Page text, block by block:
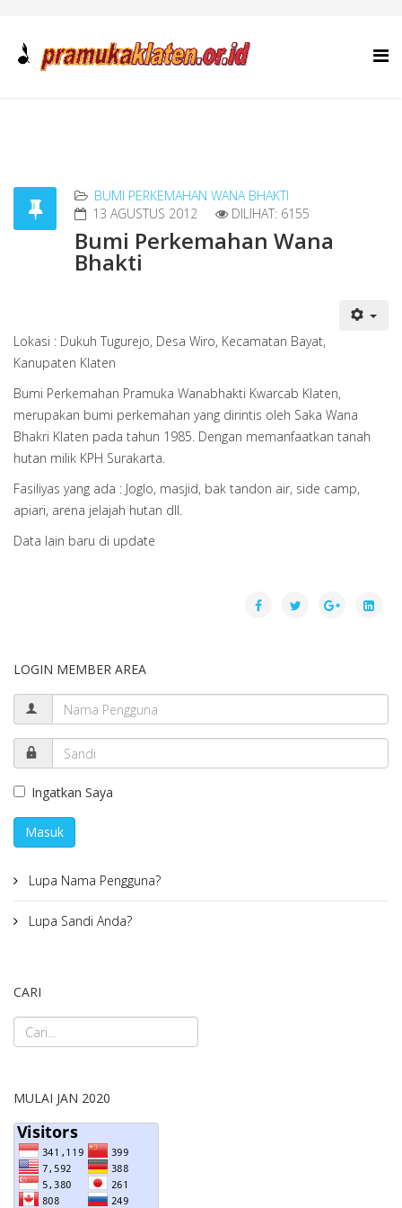
BUMI PERKEMAHAN WANA BHAKTI
13 AGUSTUS 2012
DILIHAT: 6155
Bumi Perkemahan Wana
Bhakti
Lokasi : Dukuh Tugurejo, Desa Wiro, Kecamatan Bayat,
Kanupaten Klaten
Bumi Perkemahan Pramuka Wanabhakti Kwarcab Klaten,
merupakan bumi perkemahan yang dirintis oleh Saka Wana
Bhakri Klaten pada tahun 1985. Dengan memanfaatkan tanah
hutan milik KPH Surakarta.
Fasiliyas yang ada : Joglo, masjid, bak tandon air, side camp,
apiari, arena jelajah hutan dll.
Data lain baru di update
LOGIN MEMBER AREA
Ingatkan Saya
Masuk
Lupa Nama Pengguna?
Lupa Sandi Anda?
CARI
MULAI JAN 2020